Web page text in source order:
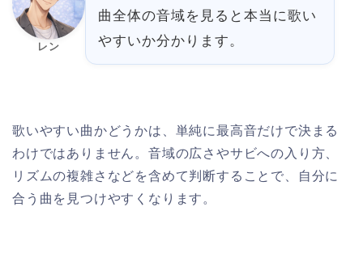
レン
曲全体の音域を見ると本当に歌い
やすいか分かります。
歌いやすい曲かどうかは、単純に最高音だけで決まる
わけではありません。音域の広さやサビへの入り方、
リズムの複雑さなどを含めて判断することで、自分に
合う曲を見つけやすくなります。